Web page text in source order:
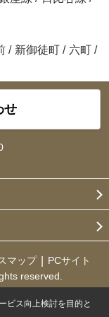
/ 新御徒町 / 六町 /
せ
マップ
PCサイト
reserved.
ビス向上検討を目的と